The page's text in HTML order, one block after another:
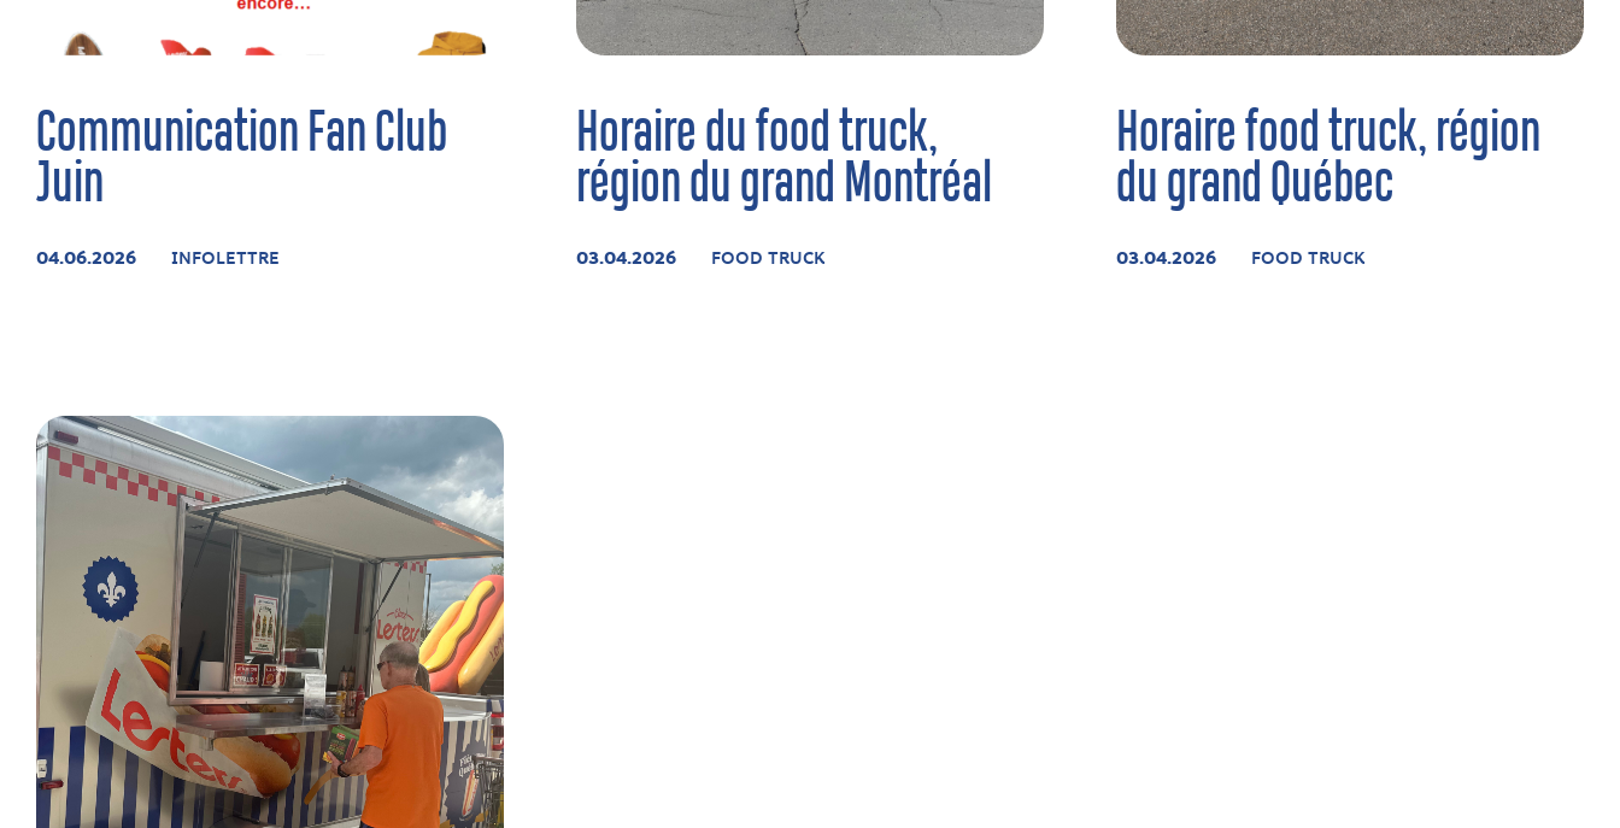
Communication Fan Club
Juin
04.06.2026 INFOLETTRE
Horaire du food truck,
région du grand Montréal
03.04.2026 FOOD TRUCK
Horaire food truck, région
du grand Québec
03.04.2026 FOOD TRUCK